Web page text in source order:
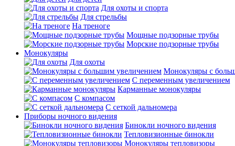
Для охоты и спорта
Для стрельбы
На треноге
Мощные подзорные трубы
Морские подзорные трубы
Монокуляры
Для охоты
Монокуляры с
С переменным увеличением
Карманные монокуляры
С компасом
С сеткой дальномера
Приборы ночного видения
Бинокли ночного видения
Тепловизионные бинокли
Монокуляры тепловизоры